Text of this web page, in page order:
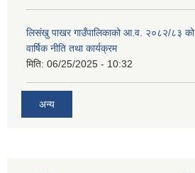
लिसंखु पाखर गाउँपालिकाको आ.व. २०८२/८३ को
वार्षिक नीति तथा कार्यक्रम
मिति: 06/25/2025 - 10:32
अन्य